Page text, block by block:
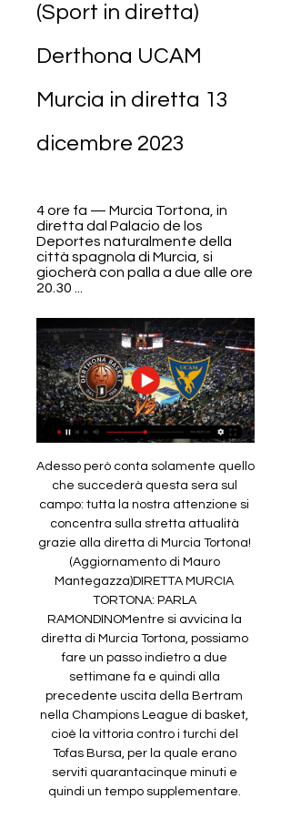
(Sport in diretta)
Derthona UCAM
Murcia in diretta 13
dicembre 2023
4 ore fa — Murcia Tortona, in
diretta dal Palacio de los
Deportes naturalmente della
città spagnola di Murcia, si
giocherà con palla a due alle ore
20.30 ...
Adesso però conta solamente quello
che succederà questa sera sul
campo: tutta la nostra attenzione si
concentra sulla stretta attualità
grazie alla diretta di Murcia Tortona!
(Aggiornamento di Mauro
Mantegazza)DIRETTA MURCIA
TORTONA: PARLA
RAMONDINOMentre si avvicina la
diretta di Murcia Tortona, possiamo
fare un passo indietro a due
settimane fa e quindi alla
precedente uscita della Bertram
nella Champions League di basket,
cioè la vittoria contro i turchi del
Tofas Bursa, per la quale erano
serviti quarantacinque minuti e
quindi un tempo supplementare.